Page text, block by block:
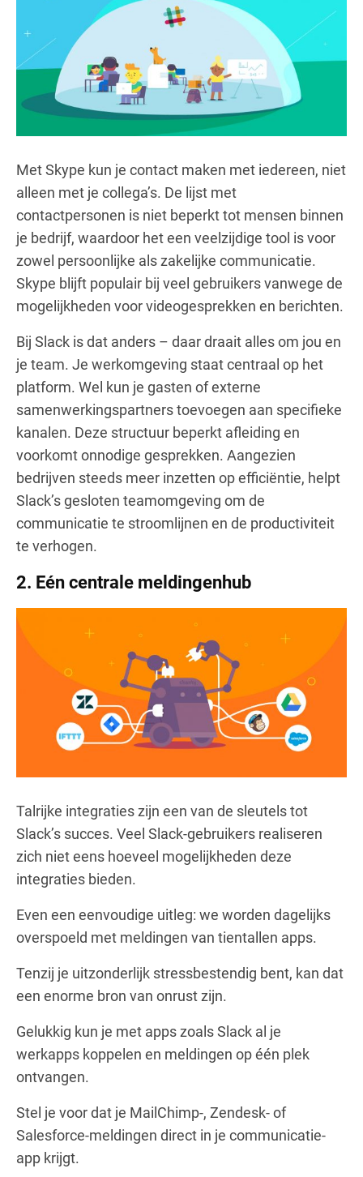
Met Skype kun je contact maken met iedereen, niet
alleen met je collega’s. De lijst met
contactpersonen is niet beperkt tot mensen binnen
je bedrijf, waardoor het een veelzijdige tool is voor
zowel persoonlijke als zakelijke communicatie.
Skype blijft populair bij veel gebruikers vanwege de
mogelijkheden voor videogesprekken en berichten.
Bij Slack is dat anders – daar draait alles om jou en
je team. Je werkomgeving staat centraal op het
platform. Wel kun je gasten of externe
samenwerkingspartners toevoegen aan specifieke
kanalen. Deze structuur beperkt afleiding en
voorkomt onnodige gesprekken. Aangezien
bedrijven steeds meer inzetten op efficiëntie, helpt
Slack’s gesloten teamomgeving om de
communicatie te stroomlijnen en de productiviteit
te verhogen.
2. Eén centrale meldingenhub
Talrijke integraties zijn een van de sleutels tot
Slack’s succes. Veel Slack-gebruikers realiseren
zich niet eens hoeveel mogelijkheden deze
integraties bieden.
Even een eenvoudige uitleg: we worden dagelijks
overspoeld met meldingen van tientallen apps.
Tenzij je uitzonderlijk stressbestendig bent, kan dat
een enorme bron van onrust zijn.
Gelukkig kun je met apps zoals Slack al je
werkapps koppelen en meldingen op één plek
ontvangen.
Stel je voor dat je MailChimp-, Zendesk- of
Salesforce-meldingen direct in je communicatie-
app krijgt.